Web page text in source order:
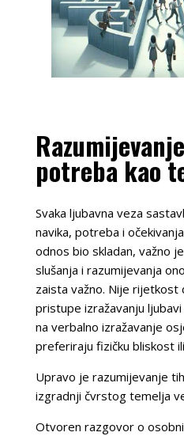
potreba kao
Svaka ljubavna veza
navika, potreba i
odnos bio skladan, važno
slušanja i razumijevanja
zaista važno. Nije rijetkost
pristupe izražavanju
na verbalno izražavanje
preferiraju fizičku bliskost
Upravo je razumijevanje
izgradnji čvrstog temelja
Otvoren razgovor o